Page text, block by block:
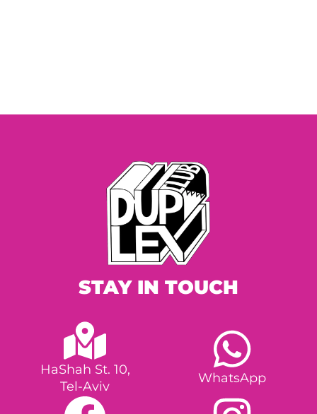
STAY IN TOUCH
WhatsApp
HaShah St. 10,
Tel-Aviv